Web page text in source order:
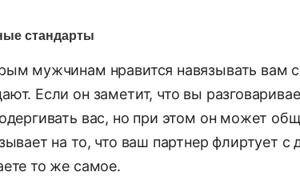
стандарты
мужчинам нравится навязывать вам
Если он заметит, что вы
вас, но при этом он может
на то, что ваш партнер флиртует
то же самое.